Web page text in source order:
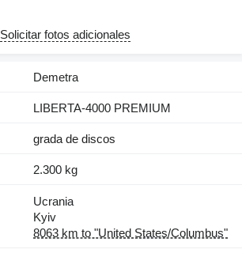
Solicitar fotos adicionales
Demetra
LIBERTA-4000 PREMIUM
grada de discos
2.300 kg
Ucrania
Kyiv
8063 km to "United States/Columbus"